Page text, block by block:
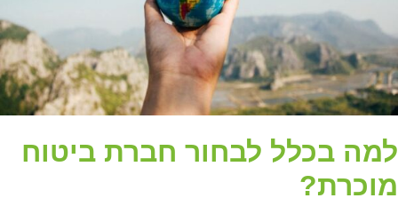
למה בכלל לבחור חברת ביטוח
מוכרת?